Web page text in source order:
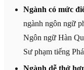
Ngành có mức
ngành ngôn ngữ
Ngôn ngữ Hàn
Sư phạm tiếng